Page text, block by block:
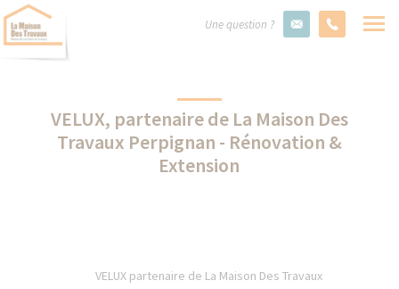
Une question ?
VELUX, partenaire de La Maison Des
Travaux Perpignan - Rénovation &
Extension
VELUX partenaire de La Maison Des Travaux